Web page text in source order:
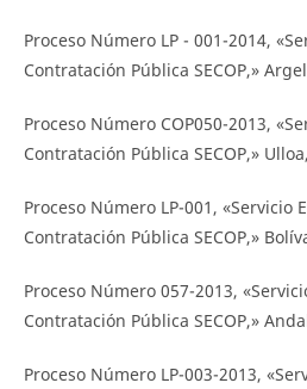
Proceso Número LP - 001-2014,
Contratación Pública SECOP,»
Proceso Número COP050-2013,
Contratación Pública SECOP,»
Proceso Número LP-001, «Servicio
Contratación Pública SECOP,»
Proceso Número 057-2013,
Contratación Pública SECOP,»
Proceso Número LP-003-2013,